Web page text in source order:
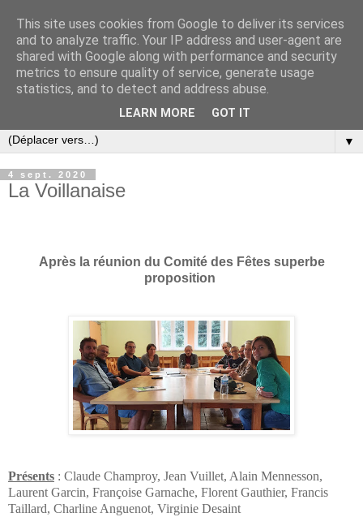
▼
4 sept. 2020
La Voillanaise
Après la réunion du Comité des Fêtes superbe
proposition
Présents : Claude Champroy, Jean Vuillet, Alain Mennesson,
Laurent Garcin, Françoise Garnache, Florent Gauthier, Francis
Taillard, Charline Anguenot, Virginie Desaint
This site uses cookies from Google to deliver its services
and to analyze traffic. Your IP address and user-agent are
shared with Google along with performance and security
metrics to ensure quality of service, generate usage
statistics, and to detect and address abuse.
LEARN MORE GOT IT